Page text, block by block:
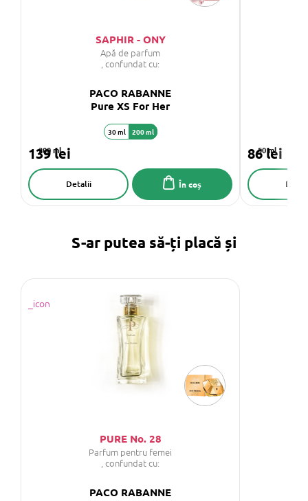
SAPHIR - ONY
Apă de parfum
, confundat cu:
PACO RABANNE
Pure XS For Her
200 ml
139 lei
În coș
Detalii
30 ml 200 ml
50 ml
86 lei
S-ar putea să-ți placă și
PURE No. 28
Parfum pentru femei
, confundat cu:
PACO RABANNE